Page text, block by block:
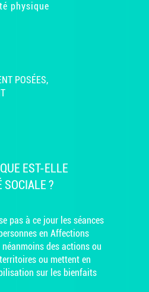
physique
POSÉES,
EST-ELLE
SOCIALE ?
pas à ce jour les séances
en Affections
des actions ou
ou mettent en
sur les bienfaits